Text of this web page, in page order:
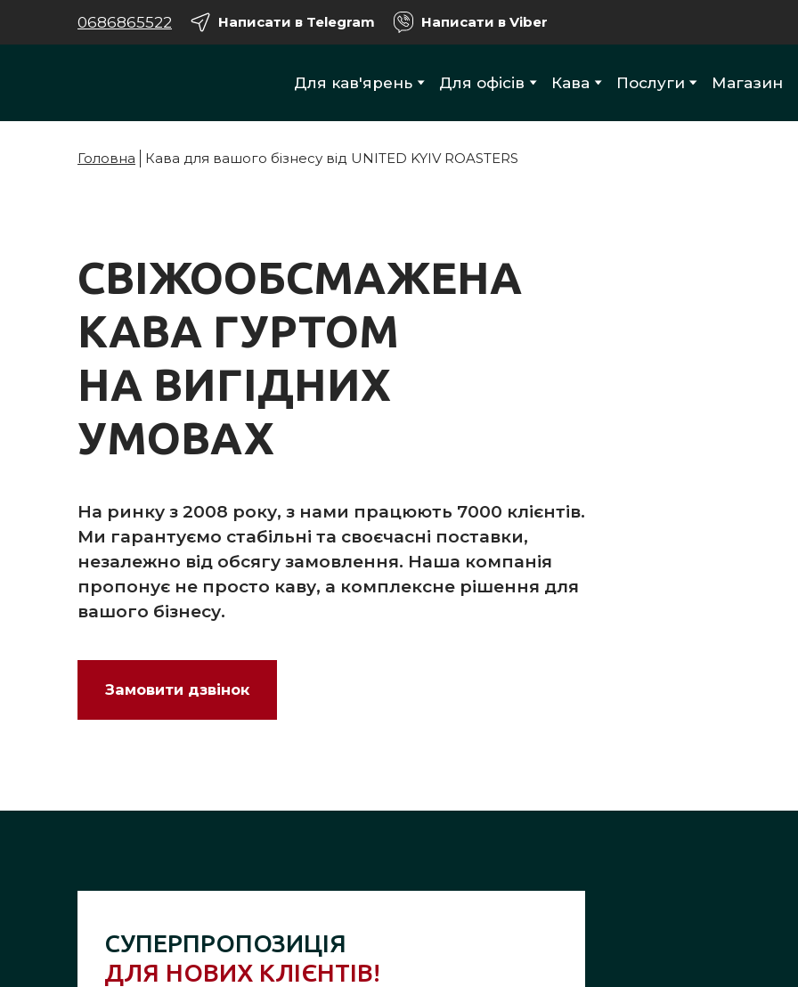
0686865522 Написати в Telegram Написати в Viber
Для кав'ярень Для офісів Кава Послуги Магазин
Головна Кава для вашого бізнесу від UNITED KYIV ROASTERS
СВІЖООБСМАЖЕНА
КАВА ГУРТОМ
НА ВИГІДНИХ
УМОВАХ
На ринку з 2008 року, з нами працюють 7000 клієнтів.
Ми гарантуємо стабільні та своєчасні поставки,
незалежно від обсягу замовлення. Наша компанія
пропонує не просто каву, а комплексне рішення для
вашого бізнесу.
Замовити дзвінок
СУПЕРПРОПОЗИЦІЯ
ДЛЯ НОВИХ КЛІЄНТІВ!